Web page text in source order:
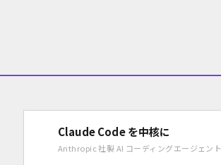
Claude Code を中核に
Anthropic 社製 AI コーディングエージェント